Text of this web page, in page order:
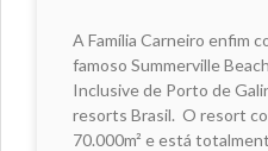
A Família Carneiro enfim
famoso Summerville
Inclusive de Porto de
resorts Brasil. O resort
70.000m² e está